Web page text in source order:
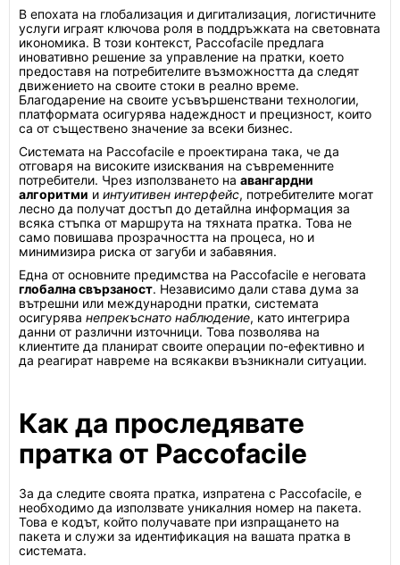
В епохата на глобализация и дигитализация, логистичните
услуги играят ключова роля в поддръжката на световната
икономика. В този контекст, Paccofacile предлага
иновативно решение за управление на пратки, което
предоставя на потребителите възможността да следят
движението на своите стоки в реално време.
Благодарение на своите усъвършенствани технологии,
платформата осигурява надеждност и прецизност, които
са от съществено значение за всеки бизнес.
Системата на Paccofacile е проектирана така, че да
отговаря на високите изисквания на съвременните
потребители. Чрез използването на авангардни
алгоритми и интуитивен интерфейс, потребителите могат
лесно да получат достъп до детайлна информация за
всяка стъпка от маршрута на тяхната пратка. Това не
само повишава прозрачността на процеса, но и
минимизира риска от загуби и забавяния.
Една от основните предимства на Paccofacile е неговата
глобална свързаност. Независимо дали става дума за
вътрешни или международни пратки, системата
осигурява непрекъснато наблюдение, като интегрира
данни от различни източници. Това позволява на
клиентите да планират своите операции по-ефективно и
да реагират навреме на всякакви възникнали ситуации.
Как да проследявате
пратка от Paccofacile
За да следите своята пратка, изпратена с Paccofacile, е
необходимо да използвате уникалния номер на пакета.
Това е кодът, който получавате при изпращането на
пакета и служи за идентификация на вашата пратка в
системата.